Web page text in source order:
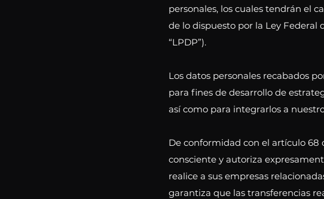
personales, los cuales tendrán el
de lo dispuesto por la Ley Federal
“LPDP”).
Los datos personales recabados
para fines de desarrollo de
así como para integrarlos a
De conformidad con el artículo 68
consciente y autoriza
realice a sus empresas
garantiza que las transferencias